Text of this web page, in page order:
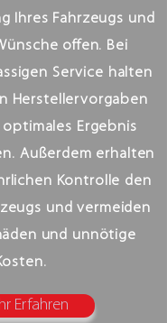
Ihres Fahrzeugs und
offen. Bei
Service halten
Herstellervorgaben
Ergebnis
Außerdem erhalten
Kontrolle den
und vermeiden
und unnötige
Erfahren